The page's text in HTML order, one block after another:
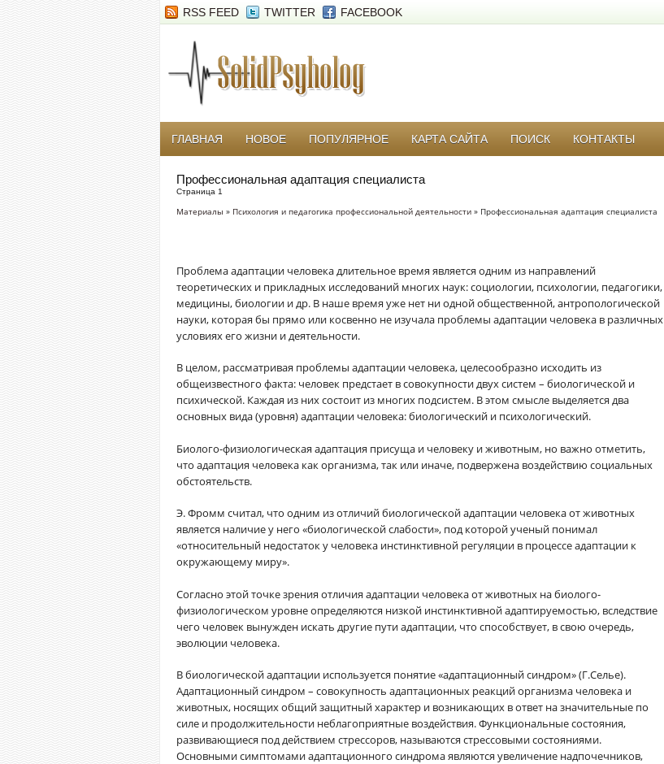
RSS FEED TWITTER FACEBOOK
ГЛАВНАЯ НОВОЕ ПОПУЛЯРНОЕ КАРТА САЙТА ПОИСК КОНТАКТЫ
Профессиональная адаптация специалиста
Страница 1
Материалы » Психология и педагогика профессиональной деятельности » Профессиональная адаптация специалиста
Проблема адаптации человека длительное время является одним из направлений
теоретических и прикладных исследований многих наук: социологии, психологии, педагогики,
медицины, биологии и др. В наше время уже нет ни одной общественной, антропологической
науки, которая бы прямо или косвенно не изучала проблемы адаптации человека в различных
условиях его жизни и деятельности.
В целом, рассматривая проблемы адаптации человека, целесообразно исходить из
общеизвестного факта: человек предстает в совокупности двух систем – биологической и
психической. Каждая из них состоит из многих подсистем. В этом смысле выделяется два
основных вида (уровня) адаптации человека: биологический и психологический.
Биолого-физиологическая адаптация присуща и человеку и животным, но важно отметить,
что адаптация человека как организма, так или иначе, подвержена воздействию социальных
обстоятельств.
Э. Фромм считал, что одним из отличий биологической адаптации человека от животных
является наличие у него «биологической слабости», под которой ученый понимал
«относительный недостаток у человека инстинктивной регуляции в процессе адаптации к
окружающему миру».
Согласно этой точке зрения отличия адаптации человека от животных на биолого-
физиологическом уровне определяются низкой инстинктивной адаптируемостью, вследствие
чего человек вынужден искать другие пути адаптации, что способствует, в свою очередь,
эволюции человека.
В биологической адаптации используется понятие «адаптационный синдром» (Г.Селье).
Адаптационный синдром – совокупность адаптационных реакций организма человека и
животных, носящих общий защитный характер и возникающих в ответ на значительные по
силе и продолжительности неблагоприятные воздействия. Функциональные состояния,
развивающиеся под действием стрессоров, называются стрессовыми состояниями.
Основными симптомами адаптационного синдрома являются увеличение надпочечников,